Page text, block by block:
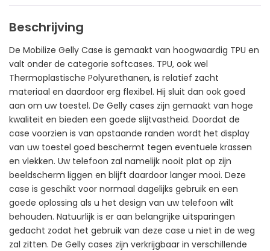
Beschrijving
De Mobilize Gelly Case is gemaakt van hoogwaardig TPU en
valt onder de categorie softcases. TPU, ook wel
Thermoplastische Polyurethanen, is relatief zacht
materiaal en daardoor erg flexibel. Hij sluit dan ook goed
aan om uw toestel. De Gelly cases zijn gemaakt van hoge
kwaliteit en bieden een goede slijtvastheid. Doordat de
case voorzien is van opstaande randen wordt het display
van uw toestel goed beschermt tegen eventuele krassen
en vlekken. Uw telefoon zal namelijk nooit plat op zijn
beeldscherm liggen en blijft daardoor langer mooi. Deze
case is geschikt voor normaal dagelijks gebruik en een
goede oplossing als u het design van uw telefoon wilt
behouden. Natuurlijk is er aan belangrijke uitsparingen
gedacht zodat het gebruik van deze case u niet in de weg
zal zitten. De Gelly cases zijn verkrijgbaar in verschillende